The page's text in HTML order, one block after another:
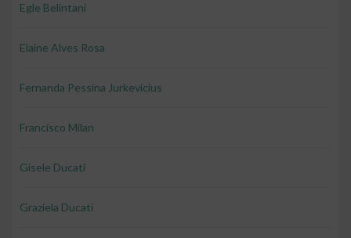
Egle Belintani
Elaine Alves Rosa
Fernanda Pessina Jurkevicius
Francisco Milan
Gisele Ducati
Graziela Ducati